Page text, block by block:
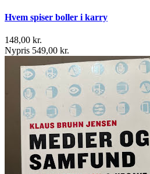
Hvem spiser boller i karry
148,00 kr.
Nypris 549,00 kr.